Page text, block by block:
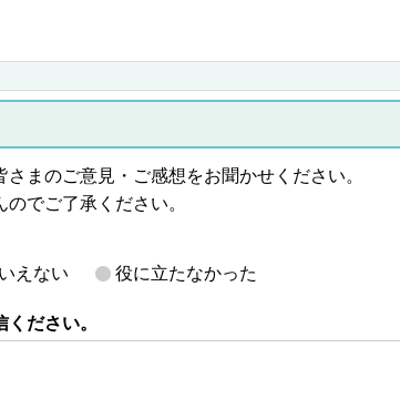
まのご意見・ご感想をお聞かせください。
でご了承ください。
えない 役に立たなかった
ださい。